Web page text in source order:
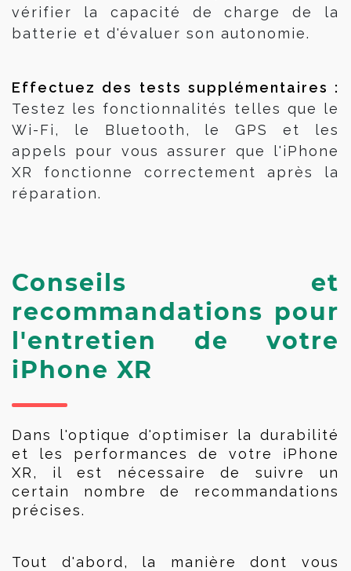
vérifier la capacité de charge de la
batterie et d'évaluer son autonomie.
Testez les fonctionnalités telles que le
Wi-Fi, le Bluetooth, le GPS et les
appels pour vous assurer que l'iPhone
XR fonctionne correctement après la
réparation.
Conseils et
recommandations pour
l'entretien de votre
iPhone XR
Dans l'optique d'optimiser la durabilité
et les performances de votre iPhone
XR, il est nécessaire de suivre un
certain nombre de recommandations
précises.
Tout d'abord, la manière dont vous